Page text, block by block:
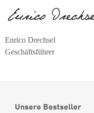
Enrico Drechsel
Geschäftsführer
Unsere Bestseller